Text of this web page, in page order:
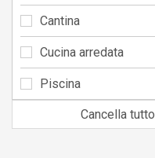
Cantina
Cucina arredata
Piscina
Cancella tutto